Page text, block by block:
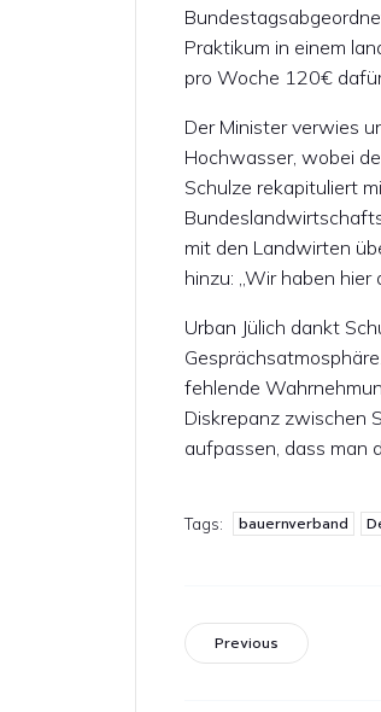
Praktikum in einem
pro Woche 120€
Der Minister verwies
Hochwasser, wobei
Schulze rekapituliert
mit den Landwirten
hinzu: „Wir haben
Urban Jülich dankt
fehlende
Diskrepanz zwischen
aufpassen, dass man
Tags: bauernverband
Previous